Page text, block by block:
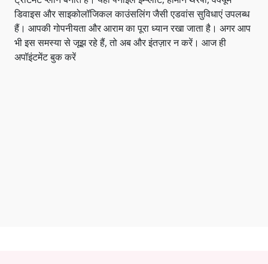
डिवाइस और साइकोलॉजिकल काउंसलिंग जैसी एडवांस सुविधाएं उपलब्ध
हैं। आपकी गोपनीयता और आराम का पूरा ध्यान रखा जाता है। अगर आप
भी इस समस्या से जूझ रहे हैं, तो अब और इंतज़ार न करें। आज ही
अपॉइंटमेंट बुक करें